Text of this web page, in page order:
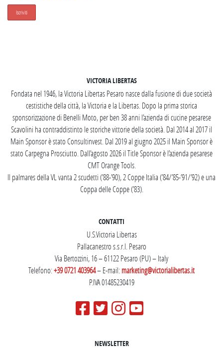
VICTORIA LIBERTAS
Fondata nel 1946, la Victoria Libertas Pesaro nasce dalla fusione di due società
cestistiche della città, la Victoria e la Libertas. Dopo la prima storica
sponsorizzazione di Benelli Moto, per ben 38 anni l’azienda di cucine pesarese
Scavolini ha contraddistinto le storiche vittorie della società. Dal 2014 al 2017 il
Main Sponsor è stato Consultinvest. Dal 2019 al giugno 2025 il Main Sponsor è
stato Carpegna Prosciutto. Dall’agosto 2026 il Title Sponsor è l’azienda pesarese
CMT Orange Tools.
Il palmares della VL vanta 2 scudetti (’88-’90), 2 Coppe Italia (’84/’85-’91/’92) e una
Coppa delle Coppe (’83).
CONTATTI
U.S.Victoria Libertas
Pallacanestro s.s.r.l. Pesaro
Via Bertozzini, 16 – 61122 Pesaro (PU) – Italy
Telefono:+39 0721 403964– E-mail:marketing@victorialibertas.it
P.IVA 01485230419
NEWSLETTER